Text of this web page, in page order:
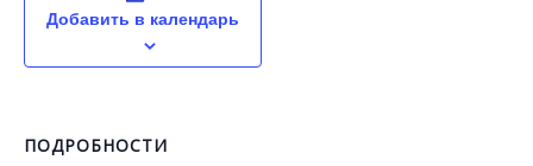
Добавить в календарь
ПОДРОБНОСТИ